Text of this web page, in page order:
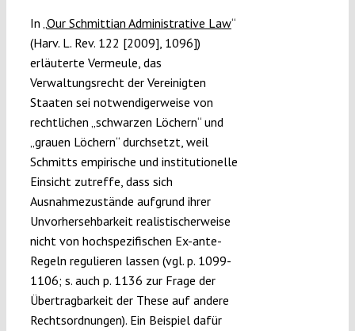
In „Our Schmittian Administrative Law“
(Harv. L. Rev. 122 [2009], 1096])
erläuterte Vermeule, das
Verwaltungsrecht der Vereinigten
Staaten sei notwendigerweise von
rechtlichen „schwarzen Löchern“ und
„grauen Löchern“ durchsetzt, weil
Schmitts empirische und institutionelle
Einsicht zutreffe, dass sich
Ausnahmezustände aufgrund ihrer
Unvorhersehbarkeit realistischerweise
nicht von hochspezifischen Ex-ante-
Regeln regulieren lassen (vgl. p. 1099-
1106; s. auch p. 1136 zur Frage der
Übertragbarkeit der These auf andere
Rechtsordnungen). Ein Beispiel dafür